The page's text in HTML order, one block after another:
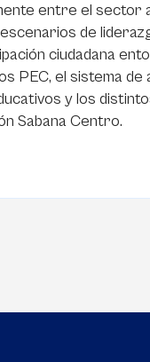
entre el sector
de
ciudadana
PEC, el sistema
y los
Sabana Centro.